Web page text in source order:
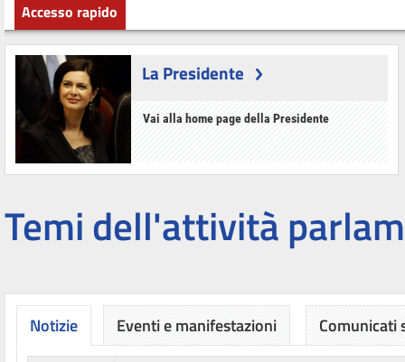
Accesso rapido
La Presidente
Vai alla home page della Presidente
Temi dell'attività
Notizie Eventi e manifestazioni Comunicati